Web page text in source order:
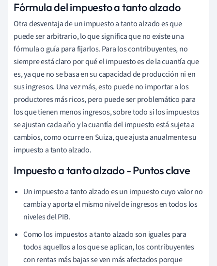
Fórmula del impuesto a tanto alzado
Otra desventaja de un impuesto a tanto alzado es que
puede ser arbitrario, lo que significa que no existe una
fórmula o guía para fijarlos. Para los contribuyentes, no
siempre está claro por qué el impuesto es de la cuantía que
es, ya que no se basa en su capacidad de producción ni en
sus ingresos. Una vez más, esto puede no importar a los
productores más ricos, pero puede ser problemático para
los que tienen menos ingresos, sobre todo si los impuestos
se ajustan cada año y la cuantía del impuesto está sujeta a
cambios, como ocurre en Suiza, que ajusta anualmente su
impuesto a tanto alzado.
Impuesto a tanto alzado - Puntos clave
Un impuesto a tanto alzado es un impuesto cuyo valor no
cambia y aporta el mismo nivel de ingresos en todos los
niveles del PIB.
Como los impuestos a tanto alzado son iguales para
todos aquellos a los que se aplican, los contribuyentes
con rentas más bajas se ven más afectados porque